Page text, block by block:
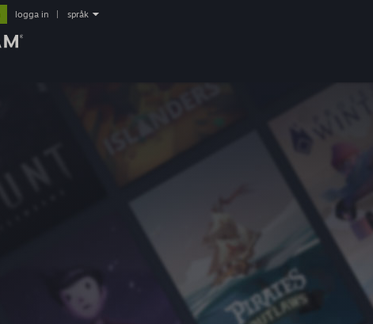
logga in språk